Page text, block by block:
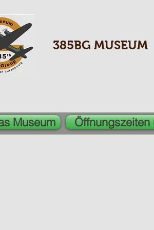
385BG MUSEUM
Museum Öffnungszeiten